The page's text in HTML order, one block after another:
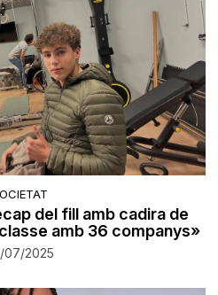
del fill amb cadira de
amb 36 companys»
07/2025